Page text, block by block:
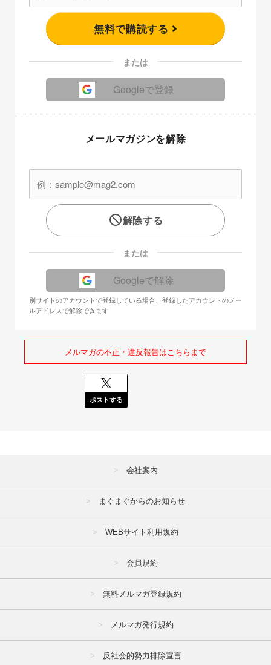
無料で購読する
または
Googleで登録
メールマガジンを解除
解除する
または
Googleで解除
別サイトのアカウントで登録している場合、登録したアカウントのメー
ルアドレスで解除できます
メルマガの不正・違反報告はこちらまで
ポストする
会社案内
まぐまぐからのお知らせ
WEBサイト利用規約
会員規約
無料メルマガ登録規約
メルマガ発行規約
反社会的勢力排除宣言